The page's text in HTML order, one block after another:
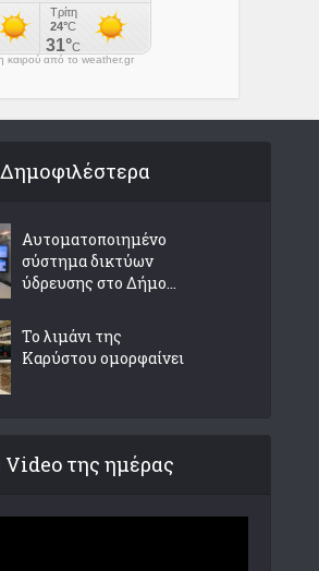
καιρού από το weather.gr
Δημοφιλέστερα
Αυτοματοποιημένο
σύστημα δικτύων
ύδρευσης στο Δήμο...
Το λιμάνι της
Καρύστου ομορφαίνει
Video της ημέρας